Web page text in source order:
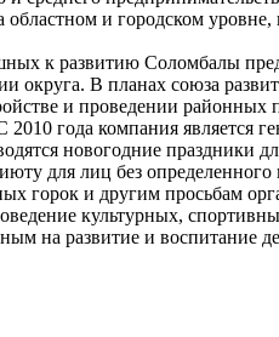
и городском уровне,
к развитию Соломбалы
округа. В планах союза
и проведении районных
2010 года компания является
новогодние праздники
для лиц без определенного
горок и другим просьбам
культурных,
на развитие и воспитание